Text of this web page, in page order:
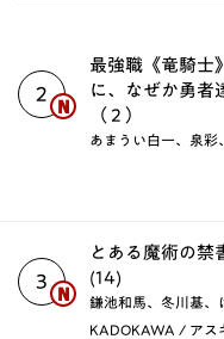
2
最強職《竜騎士
に、なぜか勇者
（２）
あまうい白一、泉彩
3
とある魔術の
(14)
鎌池和馬、冬川基、
KADOKAWA / アス